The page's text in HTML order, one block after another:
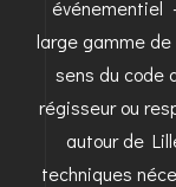
événementiel
large gamme
sens du code
régisseur ou
autour de
techniques